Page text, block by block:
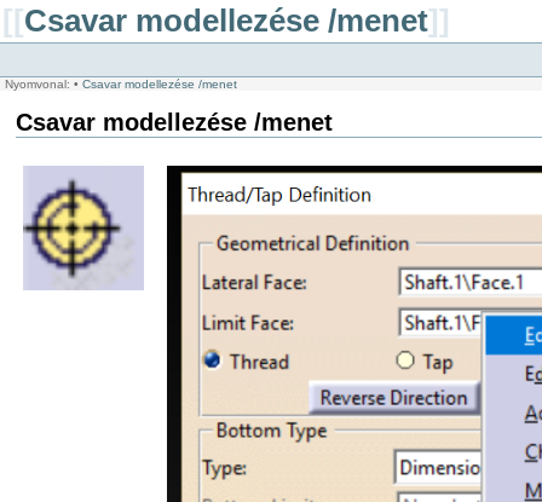
[[Csavar modellezése /menet]]
Nyomvonal: • Csavar modellezése /menet
Csavar modellezése /menet